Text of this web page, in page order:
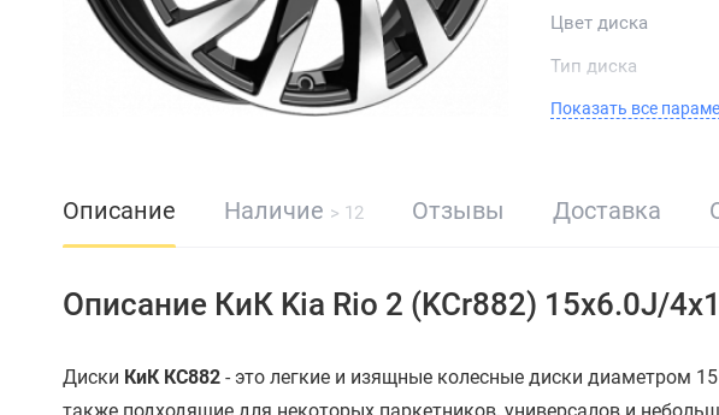
Цвет диска
Тип диска
Страна бренда
Показать все
Описание Наличие > 12 Отзывы Доставка
Описание КиК Kia Rio 2 (KCr882) 15x6.0J/
Диски КиК КС882 - это легкие и изящные колесные диски диаметром